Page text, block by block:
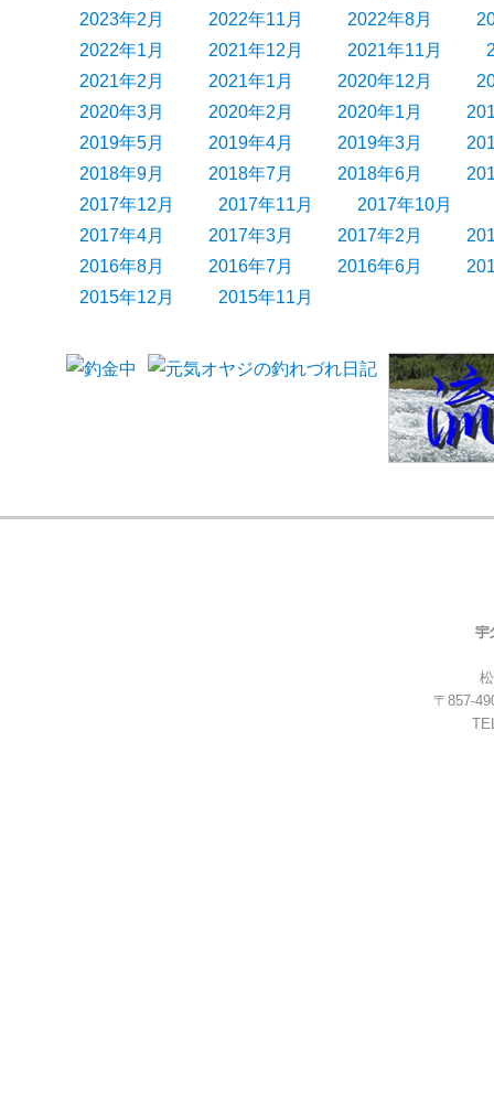
2023年2月
2022年11月 2022年8月
2022年1月
2021年12月 2021年11月
2021年2月
2021年1月 2020年12月
2020年3月
2020年2月 2020年1月
2019年5月
2019年4月 2019年3月
2018年9月
2018年7月 2018年6月
2017年12月
2017年11月
2017年10月
2017年4月
2017年3月 2017年2月
2016年8月
2016年7月 2016年6月
2015年12月
2015年11月
〒857-